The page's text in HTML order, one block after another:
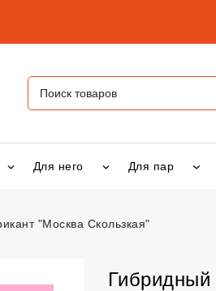
Для него Для пар
"Москва Скользкая"
Гибридный